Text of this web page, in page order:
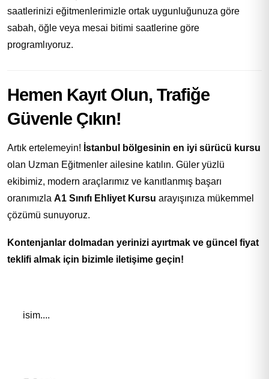
saatlerinizi eğitmenlerimizle ortak uygunluğunuza göre
sabah, öğle veya mesai bitimi saatlerine göre
programlıyoruz.
Hemen Kayıt Olun, Trafiğe
Güvenle Çıkın!
Artık ertelemeyin! İstanbul bölgesinin en iyi sürücü kursu
olan Uzman Eğitmenler ailesine katılın. Güler yüzlü
ekibimiz, modern araçlarımız ve kanıtlanmış başarı
oranımızla A1 Sınıfı Ehliyet Kursu arayışınıza mükemmel
çözümü sunuyoruz.
Kontenjanlar dolmadan yerinizi ayırtmak ve güncel fiyat
teklifi almak için bizimle iletişime geçin!